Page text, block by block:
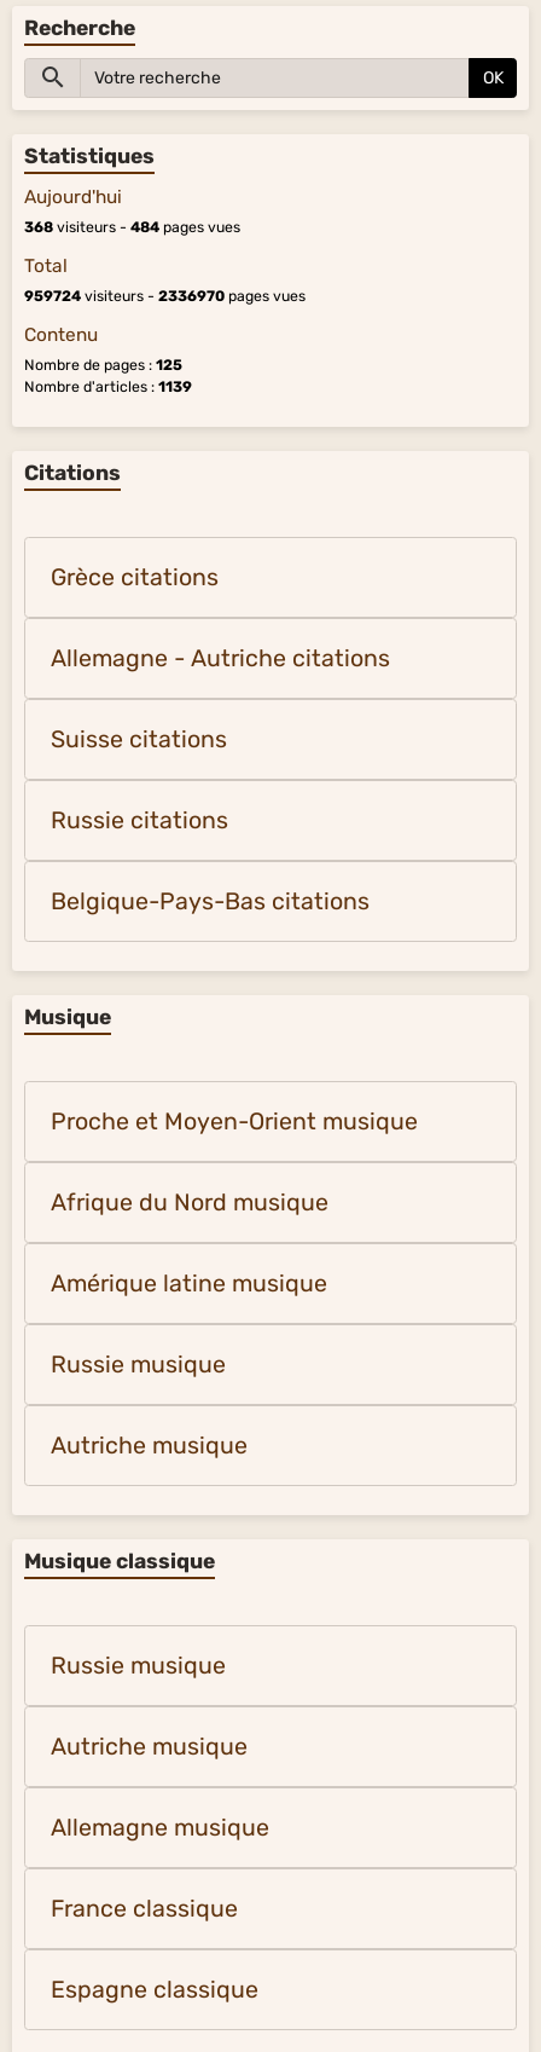
Recherche
OK
Statistiques
Aujourd'hui
368 visiteurs - 484 pages vues
Total
959724 visiteurs - 2336970 pages vues
Contenu
Nombre de pages : 125
Nombre d'articles : 1139
Citations
Grèce citations
Allemagne - Autriche citations
Suisse citations
Russie citations
Belgique-Pays-Bas citations
Musique
Proche et Moyen-Orient musique
Afrique du Nord musique
Amérique latine musique
Russie musique
Autriche musique
Musique classique
Russie musique
Autriche musique
Allemagne musique
France classique
Espagne classique